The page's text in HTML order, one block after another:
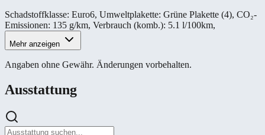
Schadstoffklasse: Euro6, Umweltplakette: Grüne Plakette (4), CO₂-
Emissionen: 135 g/km, Verbrauch (komb.): 5.1 l/100km,
Mehr anzeigen
Angaben ohne Gewähr. Änderungen vorbehalten.
Ausstattung